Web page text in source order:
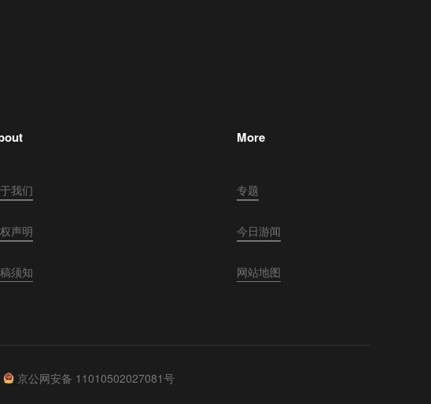
我们
声明
须知
More
专题
今日游闻
网站地图
京公网安备 11010502027081号